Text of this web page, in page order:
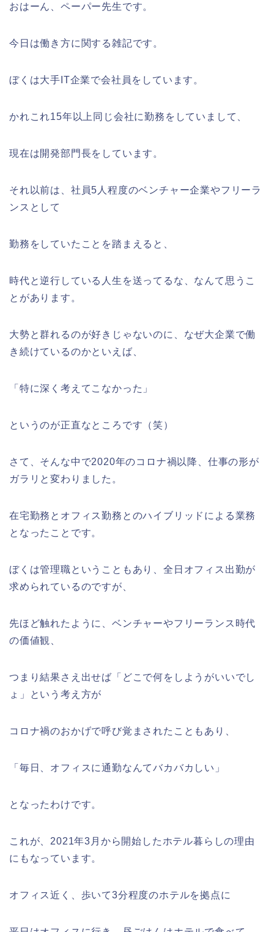
おはーん、ペーパー先生です。
今日は働き方に関する雑記です。
ぼくは大手IT企業で会社員をしています。
かれこれ15年以上同じ会社に勤務をしていまして、
現在は開発部門長をしています。
それ以前は、社員5人程度のベンチャー企業やフリーラ
ンスとして
勤務をしていたことを踏まえると、
時代と逆行している人生を送ってるな、なんて思うこ
とがあります。
大勢と群れるのが好きじゃないのに、なぜ大企業で働
き続けているのかといえば、
「特に深く考えてこなかった」
というのが正直なところです（笑）
さて、そんな中で2020年のコロナ禍以降、仕事の形が
ガラリと変わりました。
在宅勤務とオフィス勤務とのハイブリッドによる業務
となったことです。
ぼくは管理職ということもあり、全日オフィス出勤が
求められているのですが、
先ほど触れたように、ベンチャーやフリーランス時代
の価値観、
つまり結果さえ出せば「どこで何をしようがいいでし
ょ」という考え方が
コロナ禍のおかげで呼び覚まされたこともあり、
「毎日、オフィスに通勤なんてバカバカしい」
となったわけです。
これが、2021年3月から開始したホテル暮らしの理由
にもなっています。
オフィス近く、歩いて3分程度のホテルを拠点に